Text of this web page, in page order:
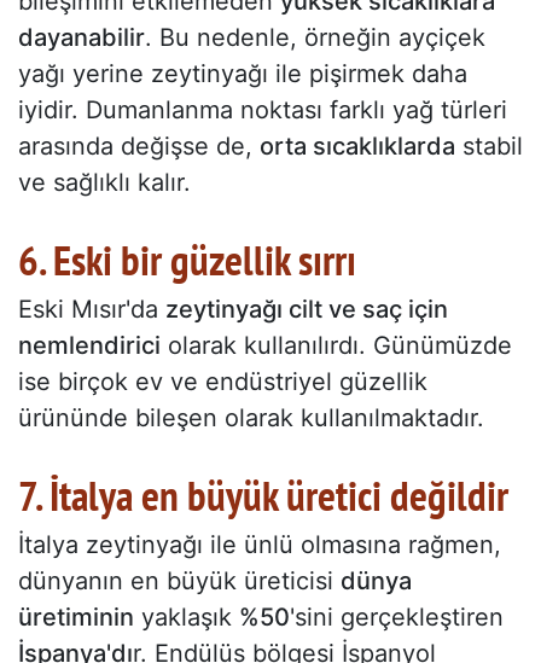
dayanabilir. Bu nedenle, örneğin ayçiçek
yağı yerine zeytinyağı ile pişirmek daha
iyidir. Dumanlanma noktası farklı yağ türleri
arasında değişse de, orta sıcaklıklarda stabil
ve sağlıklı kalır.
6. Eski bir güzellik sırrı
Eski Mısır'da zeytinyağı cilt ve saç için
nemlendirici olarak kullanılırdı. Günümüzde
ise birçok ev ve endüstriyel güzellik
ürününde bileşen olarak kullanılmaktadır.
7. İtalya en büyük üretici değildir
İtalya zeytinyağı ile ünlü olmasına rağmen,
dünyanın en büyük üreticisi dünya
üretiminin yaklaşık %50'sini gerçekleştiren
İspanya'dır. Endülüs bölgesi İspanyol